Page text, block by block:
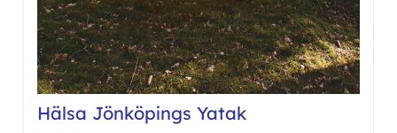
Hälsa Jönköpings Yatak